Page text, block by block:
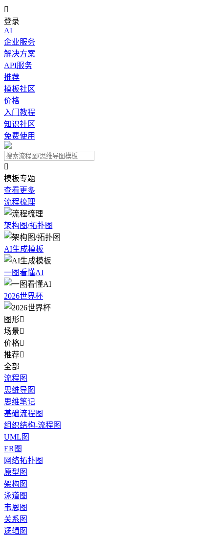

登录
AI
企业服务
解决方案
API服务
推荐
模板社区
价格
入门教程
知识社区
免费使用

模板专题
查看更多
流程梳理
架构图/拓扑图
AI生成模板
一图看懂AI
2026世界杯
图形
场景
价格
推荐
全部
流程图
思维导图
思维笔记
基础流程图
组织结构-流程图
UML图
ER图
网络拓扑图
原型图
架构图
泳道图
韦恩图
关系图
逻辑图